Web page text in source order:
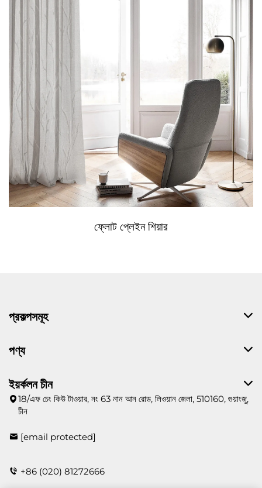
ফ্লোট প্লেইন শিয়ার
প্রকল্পসমূহ
পণ্য
ইয়র্কলন চীন
18/এফ চেং কিউ টাওয়ার, নং 63 নান আন রোড, লিওয়ান জেলা, 510160, গুয়াংজু,
চীন
[email protected]
+86 (020) 81272666